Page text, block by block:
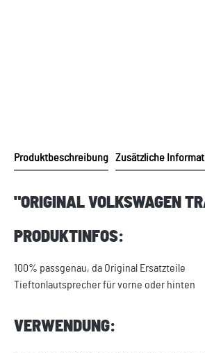
Produktbeschreibung Zusätzliche
"ORIGINAL VOLKSWAGEN
PRODUKTINFOS:
100% passgenau, da Original Ersatzteile
Tieftonlautsprecher für vorne oder hinten
VERWENDUNG: